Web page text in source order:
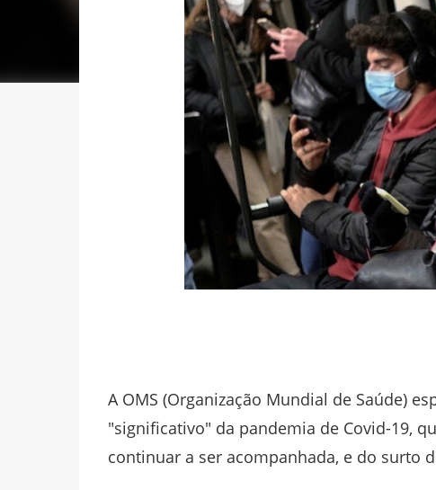
A OMS (Organização Mundial de Saúde)
"significativo" da pandemia de Covid-19,
continuar a ser acompanhada, e do surto